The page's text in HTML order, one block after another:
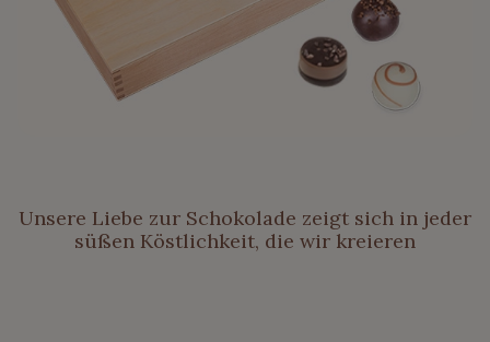
Unsere Liebe zur Schokolade zeigt sich in jeder
süßen Köstlichkeit, die wir kreieren